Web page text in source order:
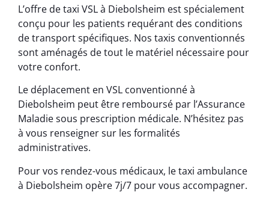
L’offre de taxi VSL à Diebolsheim est spécialement
conçu pour les patients requérant des conditions
de transport spécifiques. Nos taxis conventionnés
sont aménagés de tout le matériel nécessaire pour
votre confort.
Le déplacement en VSL conventionné à
Diebolsheim peut être remboursé par l’Assurance
Maladie sous prescription médicale. N’hésitez pas
à vous renseigner sur les formalités
administratives.
Pour vos rendez-vous médicaux, le taxi ambulance
à Diebolsheim opère 7j/7 pour vous accompagner.